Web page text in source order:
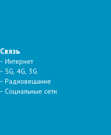
Связь
Интернет
5G, 4G, 3G
Радиовещание
Социальные сети